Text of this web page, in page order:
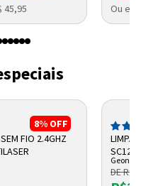
45,95 Ou em até
8% OFF
FIO 2.4GHZ
LIMPA
SC120ML
Geonav
DE R$ 28,90